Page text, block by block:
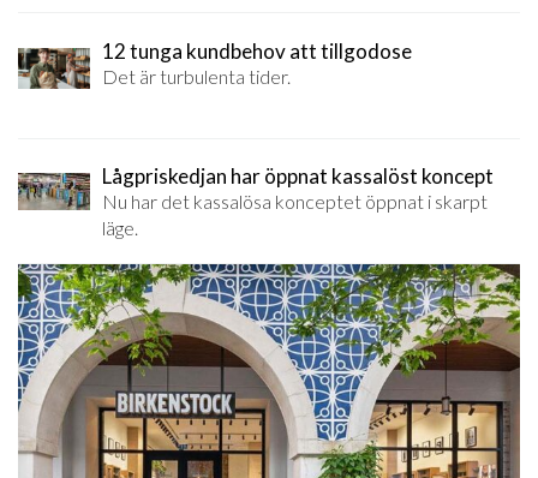
12 tunga kundbehov att tillgodose
Det är turbulenta tider.
Lågpriskedjan har öppnat kassalöst koncept
Nu har det kassalösa konceptet öppnat i skarpt
läge.